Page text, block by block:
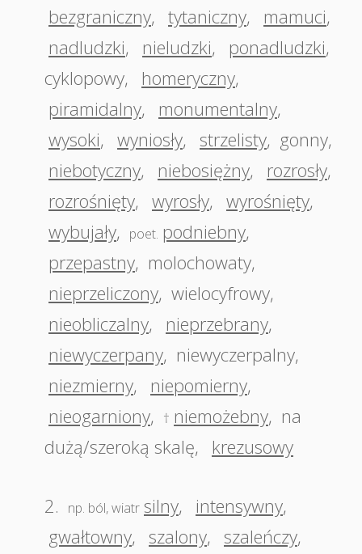
bezgraniczny, tytaniczny, mamuci,
nadludzki, nieludzki, ponadludzki,
cyklopowy, homeryczny,
piramidalny, monumentalny,
wysoki, wyniosły, strzelisty, gonny,
niebotyczny, niebosiężny, rozrosły,
rozrośnięty, wyrosły, wyrośnięty,
wybujały, poet. podniebny,
przepastny, molochowaty,
nieprzeliczony, wielocyfrowy,
nieobliczalny, nieprzebrany,
niewyczerpany, niewyczerpalny,
niezmierny, niepomierny,
nieogarniony, † niemożebny, na
dużą/szeroką skalę, krezusowy
2. np. ból, wiatr silny, intensywny,
gwałtowny, szalony, szaleńczy,